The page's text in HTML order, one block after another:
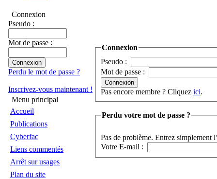
Connexion
Pseudo :
Mot de passe :
Perdu le mot de passe ?
Inscrivez-vous maintenant !
Menu principal
Accueil
Publications
Cyberfac
Liens commentés
Arrêt sur usages
Plan du site
Connexion
Pseudo :
Mot de passe :
Pas encore membre ? Cliquez ici.
Perdu votre mot de passe ?
Pas de problème. Entrez simplement
Votre E-mail :